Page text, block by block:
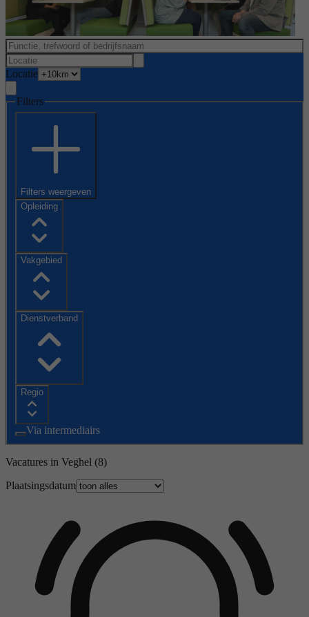
Locatie
Filters
Filters weergeven
Opleiding
Vakgebied
Dienstverband
Regio
Via intermediairs
Vacatures in Veghel (8)
Plaatsingsdatum